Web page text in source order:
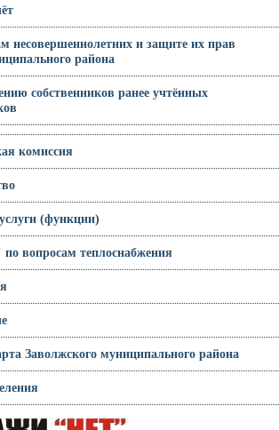
несовершеннолетних и защите их прав
района
собственников ранее учтённых
комиссия
(функции)
вопросам теплоснабжения
Заволжского муниципального района